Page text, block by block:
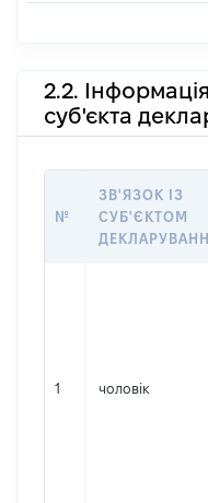
2.2.
суб'єкта
№
ЗВ'ЯЗОК ІЗ
СУБ'ЄКТОМ
1 чоловік